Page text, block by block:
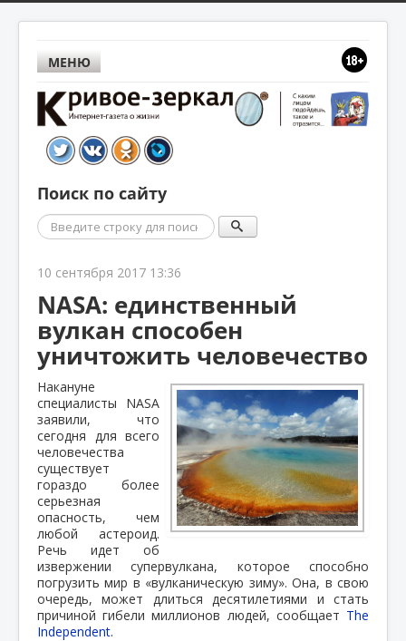
МЕНЮ
Поиск по сайту
Поиск
10 сентября 2017 13:36
NASA: единственный
вулкан способен
уничтожить человечество
Накануне
специалисты NASA
заявили, что
сегодня для всего
человечества
существует
гораздо более
серьезная
опасность, чем
любой астероид.
Речь идет об
извержении супервулкана, которое способно
погрузить мир в «вулканическую зиму». Она, в свою
очередь, может длиться десятилетиями и стать
причиной гибели миллионов людей, сообщает The
Independent.